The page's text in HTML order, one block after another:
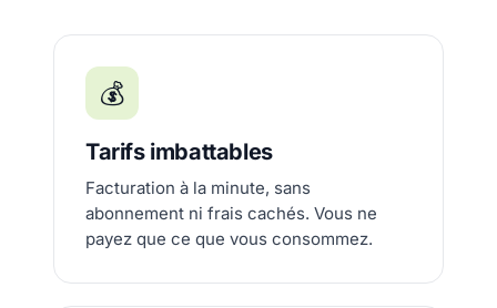
💰
Tarifs imbattables
Facturation à la minute, sans
abonnement ni frais cachés. Vous ne
payez que ce que vous consommez.